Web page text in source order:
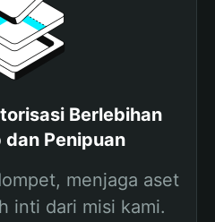
Berlebihan
dan Penipuan
menjaga aset
inti dari misi kami.